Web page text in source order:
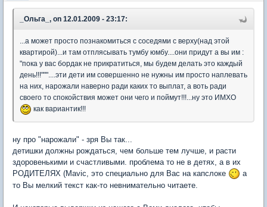
_Ольга_, on 12.01.2009 - 23:17:
...а может просто познакомиться с соседями с верху(над этой
квартирой)...и там отплясывать тумбу юмбу....они придут а вы им :
"пока у вас бордак не прикратиться, мы будем делать это каждый
день!!!"""....эти дети им совершенно не нужны им просто наплевать
на них, нарожали наверно ради каких то выплат, а воть ради
своего то спокойствия может они чего и поймут!!!...ну это ИМХО
как вариантик!!!
ну про "нарожали" - зря Вы так...
детишки должны рождаться, чем больше тем лучше, и расти
здоровенькими и счастливыми. проблема то не в детях, а в их
РОДИТЕЛЯХ (Mavic, это специально для Вас на капслоке
а
то Вы мелкий текст как-то невнимательно читаете.